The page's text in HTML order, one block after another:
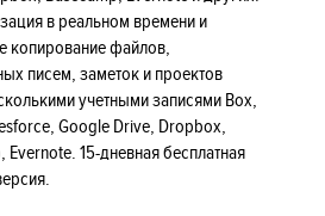
в реальном времени и
копирование файлов,
писем, заметок и проектов
учетными записями Box,
Google Drive, Dropbox,
Evernote. 15-дневная бесплатная